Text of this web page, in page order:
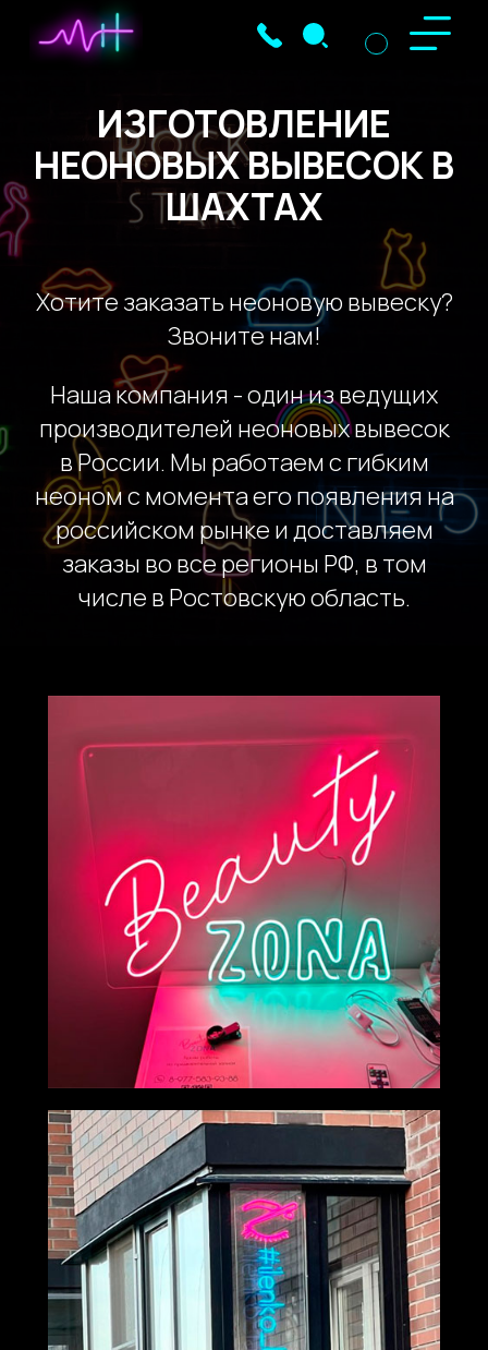
ИЗГОТОВЛЕНИЕ
НЕОНОВЫХ ВЫВЕСОК В
ШАХТАХ
Хотите заказать неоновую вывеску?
Звоните нам!
Наша компания - один из ведущих
производителей неоновых вывесок
в России. Мы работаем с гибким
неоном с момента его появления на
российском рынке и доставляем
заказы во все регионы РФ, в том
числе в Ростовскую область.